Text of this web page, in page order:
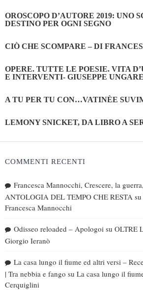
OROSCOPO D’AUTORE 2019: UNO
DESTINO PER OGNI SEGNO
CIÒ CHE SCOMPARE – DI
OPERE. TUTTE LE POESIE. VITA
E INTERVENTI- GIUSEPPE
A TU PER TU CON…VATINÈE
LEMONY SNICKET, DA LIBRO A
COMMENTI RECENTI
Francesca Mannocchi, Crescere, la
ANTOLOGIA DEL TEMPO CHE RESTA su
Francesca Mannocchi
Odisseo reloaded – Apologoi su OLTRE
Giorgio Ieranò
La casa lungo il fiume ed altri versi –
| Tra nebbia e fango su La casa lungo il
Cerquiglini